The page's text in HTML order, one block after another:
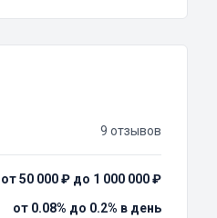
9 отзывов
от 50 000 ₽ до 1 000 000 ₽
от 0.08% до 0.2% в день